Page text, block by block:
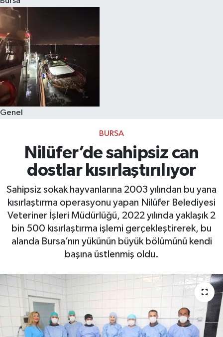
Genel
BURSA
Nilüfer’de sahipsiz can
dostlar kısırlaştırılıyor
Sahipsiz sokak hayvanlarına 2003 yılından bu yana
kısırlaştırma operasyonu yapan Nilüfer Belediyesi
Veteriner İşleri Müdürlüğü, 2022 yılında yaklaşık 2
bin 500 kısırlaştırma işlemi gerçekleştirerek, bu
alanda Bursa’nın yükünün büyük bölümünü kendi
başına üstlenmiş oldu.
Sağlık
Dünya
Magazin
Kültür & Sanat
Teknoloji
Bilim
Genel
Bilim, Teknoloji